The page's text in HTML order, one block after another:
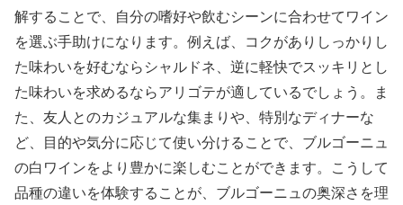
解することで、自分の嗜好や飲むシーンに合わせてワイン
を選ぶ手助けになります。例えば、コクがありしっかりし
た味わいを好むならシャルドネ、逆に軽快でスッキリとし
た味わいを求めるならアリゴテが適しているでしょう。ま
た、友人とのカジュアルな集まりや、特別なディナーな
ど、目的や気分に応じて使い分けることで、ブルゴーニュ
の白ワインをより豊かに楽しむことができます。こうして
品種の違いを体験することが、ブルゴーニュの奥深さを理